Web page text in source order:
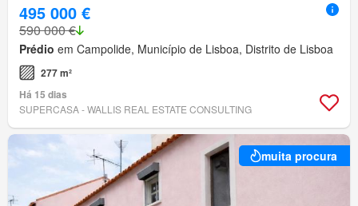
495 000 €
590 000 €
Prédio em Campolide, Município de Lisboa, Distrito de Lisboa
277 m²
Há 15 dias
SUPERCASA - WALLIS REAL ESTATE CONSULTING
muita procura